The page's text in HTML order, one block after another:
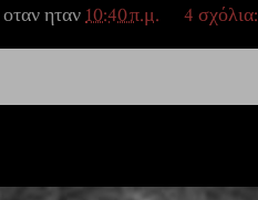
οταν ηταν10:40 π.μ. 4 σχόλια: